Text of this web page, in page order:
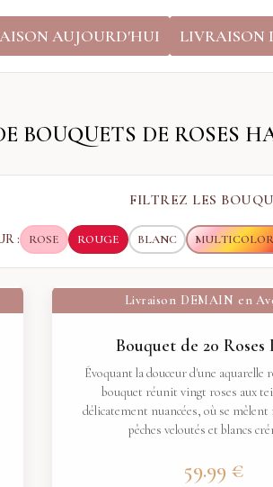
AUJOURD'HUI LIVRAISON
BOUQUETS DE ROSES
FILTREZ LES
: ROSE ROUGE BLANC
Livraison DEMAIN en
Bouquet de 20 Roses
Évoquant la douceur d'une aquarelle
bouquet réunit vingt roses aux
délicatement nuancées, où se mêlent
pêches veloutés et blancs
59.99 €